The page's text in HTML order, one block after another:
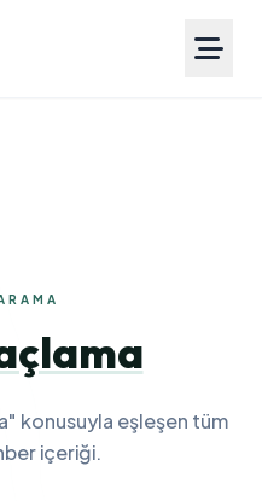
konusuyla eşleşen tüm
içeriği.